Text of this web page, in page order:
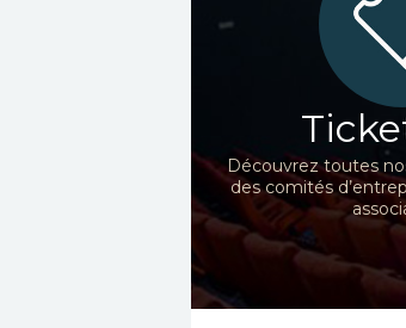
Découvrez toutes
des comités